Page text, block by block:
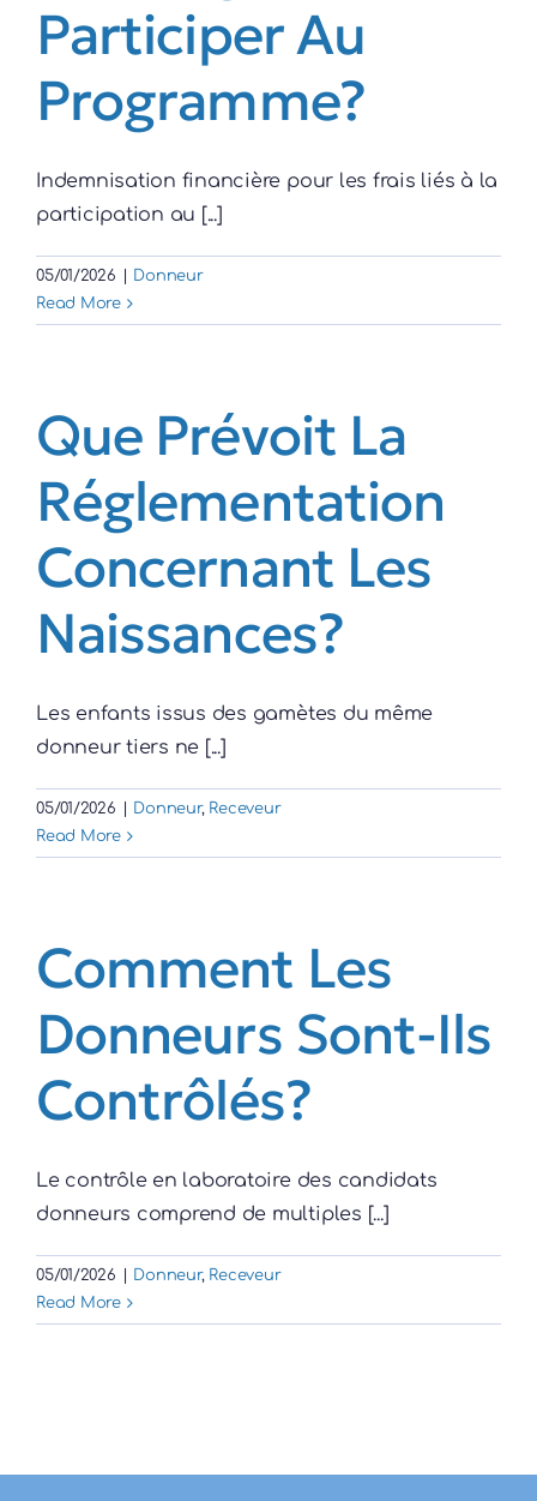
Participer Au
Programme?
Indemnisation financière pour les frais liés à la
participation au [...]
05/01/2026
Donneur
Read More
Que Prévoit La
Réglementation
Concernant Les
Naissances?
Les enfants issus des gamètes du même
donneur tiers ne [...]
05/01/2026 Donneur, Receveur
Read More
Comment Les
Donneurs Sont-Ils
Contrôlés?
Le contrôle en laboratoire des candidats
donneurs comprend de multiples [...]
05/01/2026 Donneur, Receveur
Read More